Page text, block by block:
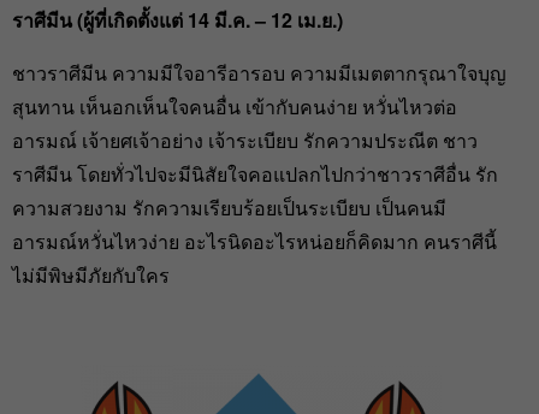
ราศีมีน (ผู้ที่เกิดตั้งแต่ 14 มี.ค. – 12 เม.ย.)
ชาวราศีมีน ความมีใจอารีอารอบ ความมีเมตตากรุณาใจบุญ
สุนทาน เห็นอกเห็นใจคนอื่น เข้ากับคนง่าย หวั่นไหวต่อ
อารมณ์ เจ้ายศเจ้าอย่าง เจ้าระเบียบ รักความประณีต ชาว
ราศีมีน โดยทั่วไปจะมีนิสัยใจคอแปลกไปกว่าชาวราศีอื่น รัก
ความสวยงาม รักความเรียบร้อยเป็นระเบียบ เป็นคนมี
อารมณ์หวั่นไหวง่าย อะไรนิดอะไรหน่อยก็คิดมาก คนราศีนี้
ไม่มีพิษมีภัยกับใคร